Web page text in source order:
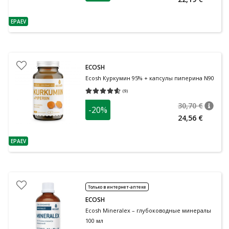
nõuanne
EPAEV
nõuanne
EPAEV
ECOSH
Ecosh Куркумин 95% + капсулы пиперина N90
(9)
Средняя оценка 4.56
-20% 30,70 €
24,56 €
Только в интернет-аптеке
ECOSH
Ecosh Mineralex – глубоководные минералы
100 мл